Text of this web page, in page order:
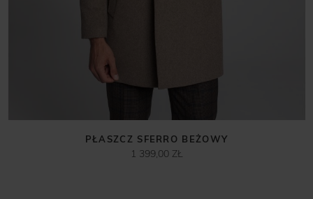
PŁASZCZ SFERRO BEŻOWY
1 399,00 ZŁ